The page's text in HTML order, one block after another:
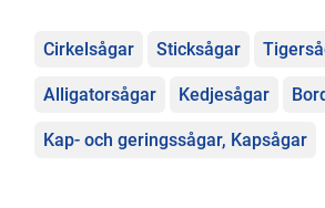
Kategorier
Cirkelsågar Sticksågar
Alligatorsågar Kedjesågar
Kap- och geringssågar, Kapsågar